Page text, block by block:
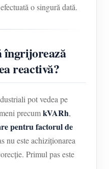
o singură dată.
îngrijorează
reactivă?
pot vedea pe
precumkVARh,
pentru factorul de
nu este achiziționarea
Primul pas este